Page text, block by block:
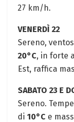
27 km/h.
VENERDÌ 22
Sereno,
20°C, in forte
Est, raffica
SABATO 23 E
Sereno.
di 10°C e